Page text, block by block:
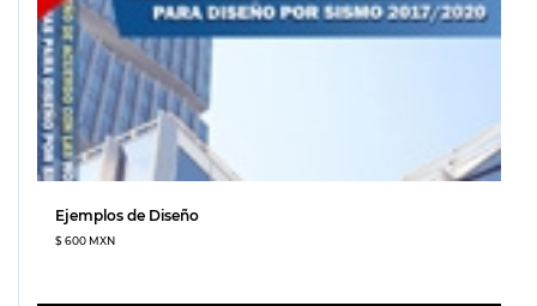
Ejemplos de Diseño
$ 600 MXN